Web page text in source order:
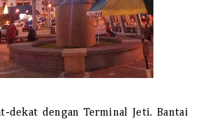
dekat dengan Terminal Jeti. Bantai